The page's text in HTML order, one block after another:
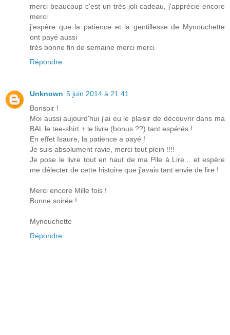
merci beaucoup c'est un très joli cadeau, j'apprécie encore
merci
j'espère que la patience et la gentillesse de Mynouchette
ont payé aussi
très bonne fin de semaine merci merci
Répondre
Unknown 5 juin 2014 à 21:41
Bonsoir !
Moi aussi aujourd'hui j'ai eu le plaisir de découvrir dans ma
BAL le tee-shirt + le livre (bonus ??) tant espérés !
En effet Isaure, la patience a payé !
Je suis absolument ravie, merci tout plein !!!!
Je pose le livre tout en haut de ma Pile à Lire... et espère
me délecter de cette histoire que j'avais tant envie de lire !
Merci encore Mille fois !
Bonne soirée !
Mynouchette
Répondre